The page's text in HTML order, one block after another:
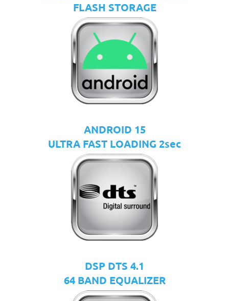
FLASH STORAGE
ANDROID 15
ULTRA FAST LOADING 2sec
DSP DTS 4.1
64 BAND EQUALIZER